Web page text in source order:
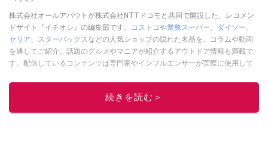
株式会社オールアバウトが株式会社NTTドコモと共同で開設した、レコメン
ドサイト『イチオシ』の編集部です。
コストコや業務スーパー、 ダイソー、
セリア、 スターバックスなどの人気ショップの隠れた名品を、コラムや動画
を通してご紹介。話題のグルメやマニアが紹介するアウトドア情報も満載で
す。配信しているコンテンツは専門家やインフルエンサーが実際に使用して
ニュースでフォロー
続きを読む＞